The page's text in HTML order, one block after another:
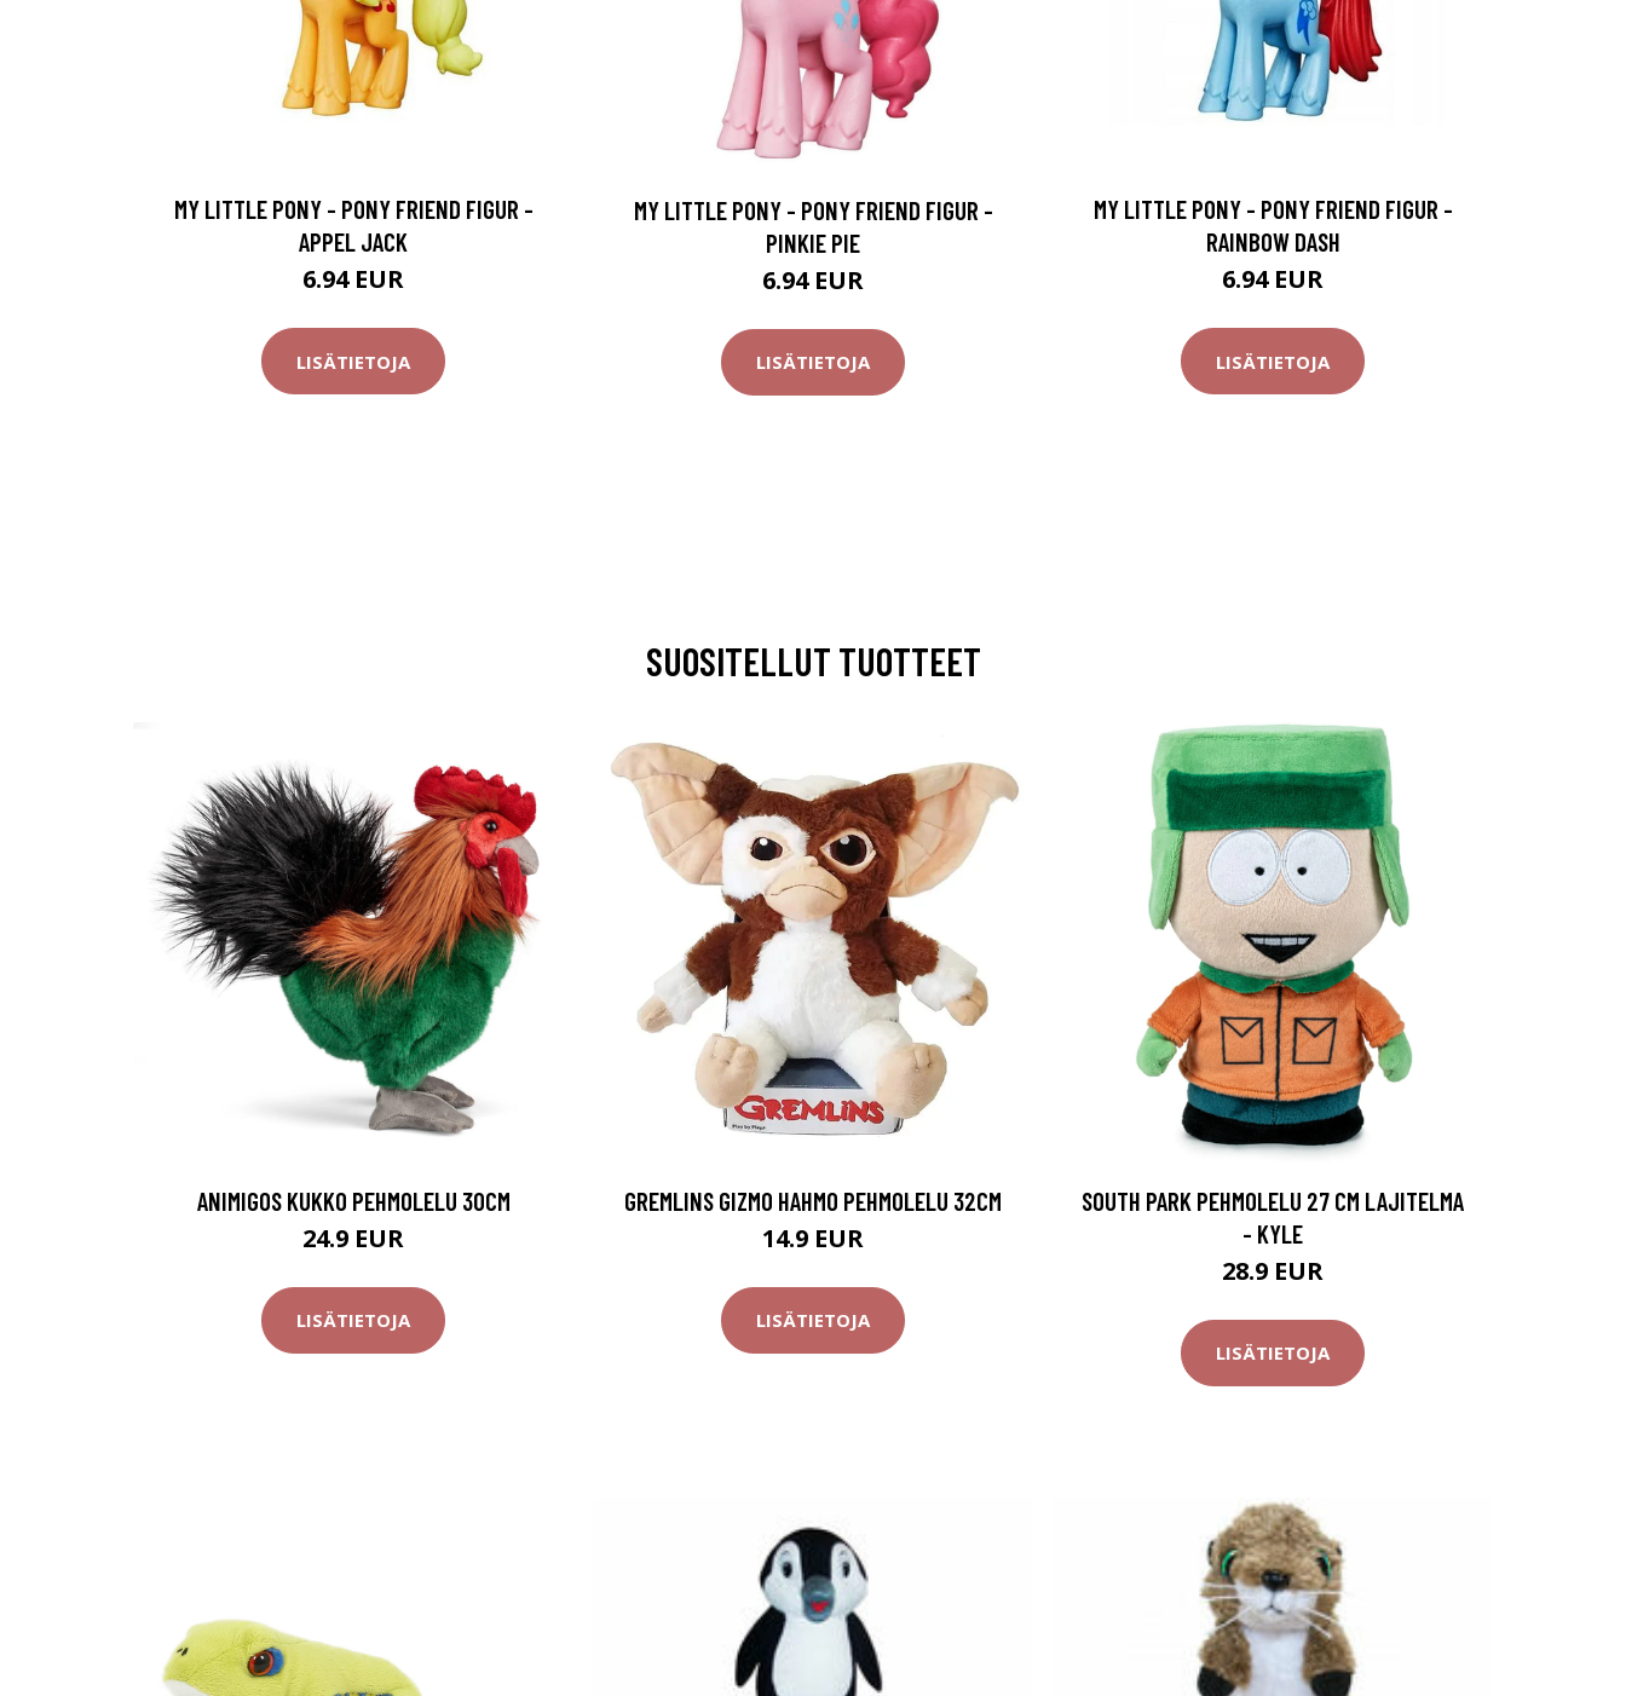
MY LITTLE PONY - PONY FRIEND FIGUR -
APPEL JACK
6.94 EUR
LISÄTIETOJA
MY LITTLE PONY - PONY FRIEND FIGUR -
PINKIE PIE
6.94 EUR
LISÄTIETOJA
MY LITTLE PONY - PONY FRIEND FIGUR -
RAINBOW DASH
6.94 EUR
LISÄTIETOJA
SUOSITELLUT TUOTTEET
ANIMIGOS KUKKO PEHMOLELU 30CM
24.9 EUR
LISÄTIETOJA
GREMLINS GIZMO HAHMO PEHMOLELU 32CM
14.9 EUR
LISÄTIETOJA
SOUTH PARK PEHMOLELU 27 CM LAJITELMA
- KYLE
28.9 EUR
LISÄTIETOJA